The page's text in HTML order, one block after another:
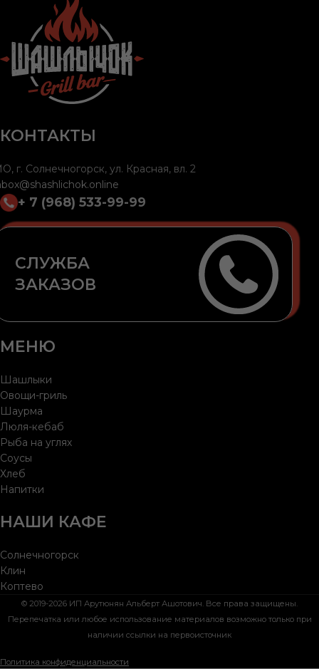
КОНТАКТЫ
г. Солнечногорск, ул. Красная, вл. 2
+ 7 (968) 533-99-99
СЛУЖБА
ЗАКАЗОВ
МЕНЮ
Шашлыки
Овощи-гриль
Шаурма
Люля-кебаб
Рыба на углях
Соусы
Хлеб
Напитки
НАШИ КАФЕ
Солнечногорск
Клин
Коптево
© 2019-2026 ИП Арутюнян Альберт Ашотович. Все права защищены.
Перепечатка или любое использование материалов возможно только при
наличии ссылки на первоисточник
Политика конфиденциальности